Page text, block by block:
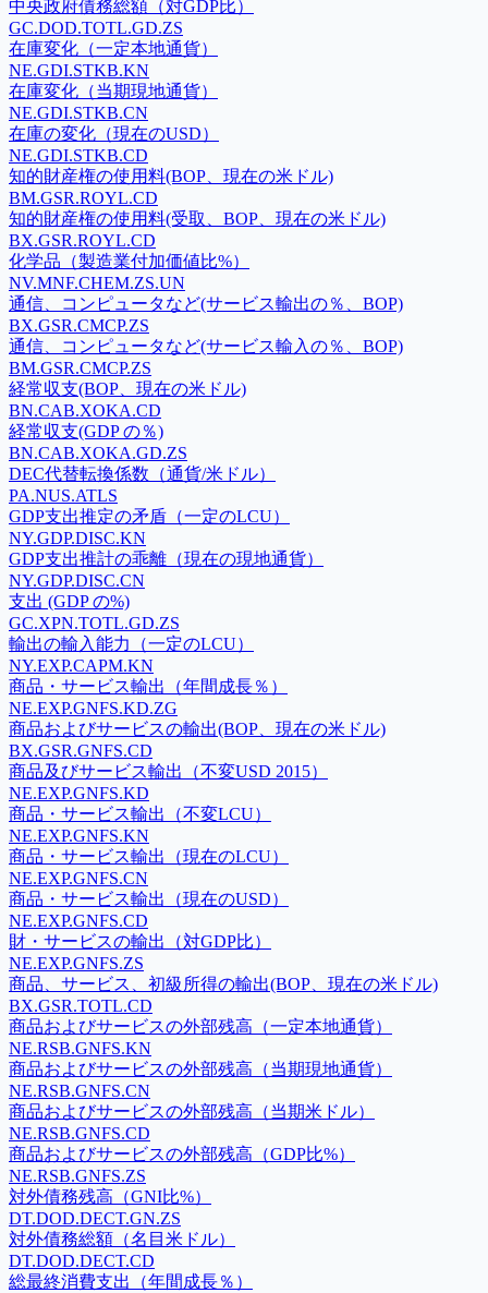
中央政府債務総額（対GDP比）
GC.DOD.TOTL.GD.ZS
在庫変化（一定本地通貨）
NE.GDI.STKB.KN
在庫変化（当期現地通貨）
NE.GDI.STKB.CN
在庫の変化（現在のUSD）
NE.GDI.STKB.CD
知的財産権の使用料(BOP、現在の米ドル)
BM.GSR.ROYL.CD
知的財産権の使用料(受取、BOP、現在の米ドル)
BX.GSR.ROYL.CD
化学品（製造業付加価値比%）
NV.MNF.CHEM.ZS.UN
通信、コンピュータなど(サービス輸出の％、BOP)
BX.GSR.CMCP.ZS
通信、コンピュータなど(サービス輸入の％、BOP)
BM.GSR.CMCP.ZS
経常収支(BOP、現在の米ドル)
BN.CAB.XOKA.CD
経常収支(GDP の％)
BN.CAB.XOKA.GD.ZS
DEC代替転換係数（通貨/米ドル）
PA.NUS.ATLS
GDP支出推定の矛盾（一定のLCU）
NY.GDP.DISC.KN
GDP支出推計の乖離（現在の現地通貨）
NY.GDP.DISC.CN
支出 (GDP の%)
GC.XPN.TOTL.GD.ZS
輸出の輸入能力（一定のLCU）
NY.EXP.CAPM.KN
商品・サービス輸出（年間成長％）
NE.EXP.GNFS.KD.ZG
商品およびサービスの輸出(BOP、現在の米ドル)
BX.GSR.GNFS.CD
商品及びサービス輸出（不変USD 2015）
NE.EXP.GNFS.KD
商品・サービス輸出（不変LCU）
NE.EXP.GNFS.KN
商品・サービス輸出（現在のLCU）
NE.EXP.GNFS.CN
商品・サービス輸出（現在のUSD）
NE.EXP.GNFS.CD
財・サービスの輸出（対GDP比）
NE.EXP.GNFS.ZS
商品、サービス、初級所得の輸出(BOP、現在の米ドル)
BX.GSR.TOTL.CD
商品およびサービスの外部残高（一定本地通貨）
NE.RSB.GNFS.KN
商品およびサービスの外部残高（当期現地通貨）
NE.RSB.GNFS.CN
商品およびサービスの外部残高（当期米ドル）
NE.RSB.GNFS.CD
商品およびサービスの外部残高（GDP比%）
NE.RSB.GNFS.ZS
対外債務残高（GNI比%）
DT.DOD.DECT.GN.ZS
対外債務総額（名目米ドル）
DT.DOD.DECT.CD
総最終消費支出（年間成長％）